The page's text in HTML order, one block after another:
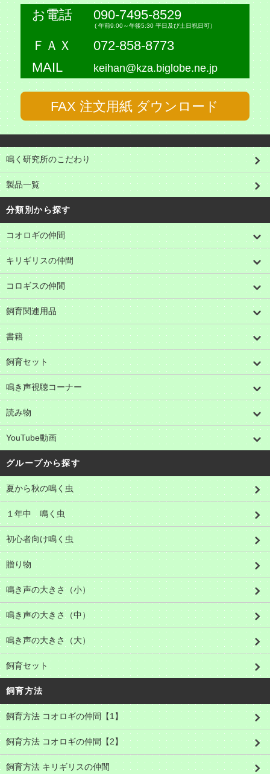
お電話 090-7495-8529
( 午前9:00～午後5:30 平日及び土日祝日可）
ＦＡＸ
072-858-8773
MAIL
keihan@kza.biglobe.ne.jp
FAX 注文用紙 ダウンロード
鳴く研究所のこだわり
製品一覧
分類別から探す
コオロギの仲間
キリギリスの仲間
コロギスの仲間
飼育関連用品
書籍
飼育セット
鳴き声視聴コーナー
読み物
YouTube動画
グループから探す
夏から秋の鳴く虫
１年中 鳴く虫
初心者向け鳴く虫
贈り物
鳴き声の大きさ（小）
鳴き声の大きさ（中）
鳴き声の大きさ（大）
飼育セット
飼育方法
飼育方法 コオロギの仲間【1】
飼育方法 コオロギの仲間【2】
飼育方法 キリギリスの仲間